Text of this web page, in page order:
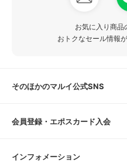
お気に入り商品
おトクなセール情報
そのほかのマルイ公式SNS
会員登録・エポスカード入会
インフォメーション